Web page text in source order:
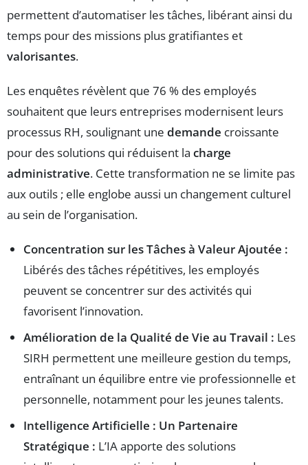
permettent d’automatiser les tâches, libérant ainsi du
temps pour des missions plus gratifiantes et
valorisantes.
Les enquêtes révèlent que 76 % des employés
souhaitent que leurs entreprises modernisent leurs
processus RH, soulignant une demande croissante
pour des solutions qui réduisent la charge
administrative. Cette transformation ne se limite pas
aux outils ; elle englobe aussi un changement culturel
au sein de l’organisation.
Concentration sur les Tâches à Valeur Ajoutée :
Libérés des tâches répétitives, les employés
peuvent se concentrer sur des activités qui
favorisent l’innovation.
Amélioration de la Qualité de Vie au Travail : Les
SIRH permettent une meilleure gestion du temps,
entraînant un équilibre entre vie professionnelle et
personnelle, notamment pour les jeunes talents.
Intelligence Artificielle : Un Partenaire
Stratégique : L’IA apporte des solutions